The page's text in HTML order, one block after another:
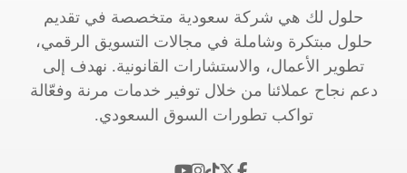
حلول لك هي شركة سعودية متخصصة في تقديم
حلول مبتكرة وشاملة في مجالات التسويق الرقمي،
تطوير الأعمال، والاستشارات القانونية. نهدف إلى
دعم نجاح عملائنا من خلال توفير خدمات مرنة وفعّالة
تواكب تطورات السوق السعودي.